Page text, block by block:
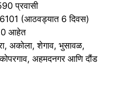
प्रवासी
(आठवड्यात 6 दिवस)
आहेत
अकोला, शेगाव, भुसावळ,
अहमदनगर आणि दौंड